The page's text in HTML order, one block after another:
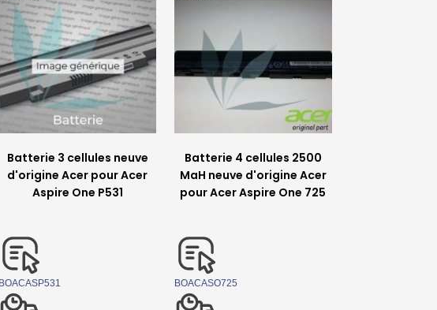
Batterie 3 cellules neuve
d'origine Acer pour Acer
Aspire One P531
BOACASP531
Batterie 4 cellules 2500
MaH neuve d'origine Acer
pour Acer Aspire One 725
BOACASO725